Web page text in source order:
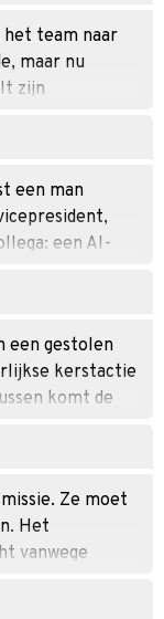
het team naar
maar nu
zijn
een man
een AI-
een gestolen
kerstactie
komt de
Ze moet
Het
vanwege
twee zien